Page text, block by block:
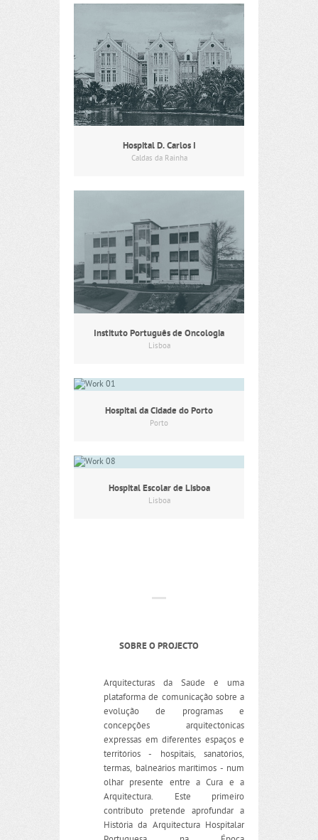
Hospital D. Carlos I
Caldas da Rainha
Instituto Português de Oncologia
Lisboa
Hospital da Cidade do Porto
Porto
Hospital Escolar de Lisboa
Lisboa
SOBRE O PROJECTO
Arquitecturas da Saúde é uma
plataforma de comunicação sobre a
evolução de programas e
concepções arquitectónicas
expressas em diferentes espaços e
territórios - hospitais, sanatórios,
termas, balneários marítimos - num
olhar presente entre a Cura e a
Arquitectura. Este primeiro
contributo pretende aprofundar a
História da Arquitectura Hospitalar